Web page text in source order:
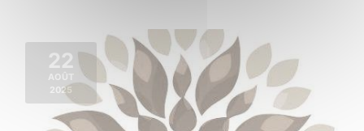
22
AOÛT
2025